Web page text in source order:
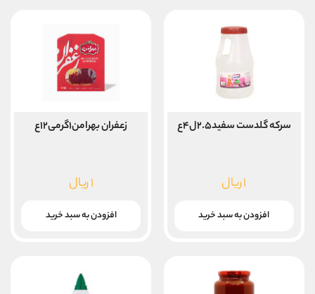
سرکه گلدست سفید۲.۵ل۴ع
۱ریال
افزودن به سبد خرید
زعفران بهرامن۱گرمی۱۲ع
۱ریال
افزودن به سبد خرید